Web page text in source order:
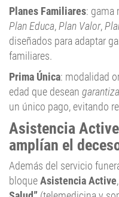
Planes Familiares: gama
Plan Educa,Plan Valor,
diseñados para adaptar
familiares.
Prima Única: modalidad
edad que desean
un único pago, evitando
Asistencia
amplían el
Además del servicio
bloqueAsistencia Active